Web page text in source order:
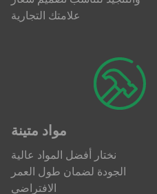
علامتك التجارية
مواد متينة
نختار أفضل المواد عالية
الجودة لضمان طول العمر
الافتراضي